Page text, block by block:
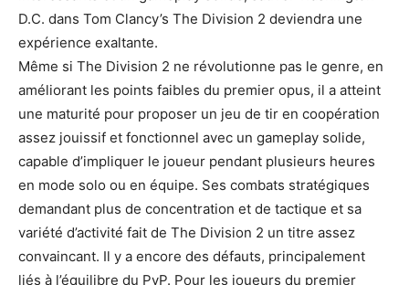
D.C. dans Tom Clancy’s The Division 2 deviendra une
expérience exaltante.
Même si The Division 2 ne révolutionne pas le genre, en
améliorant les points faibles du premier opus, il a atteint
une maturité pour proposer un jeu de tir en coopération
assez jouissif et fonctionnel avec un gameplay solide,
capable d’impliquer le joueur pendant plusieurs heures
en mode solo ou en équipe. Ses combats stratégiques
demandant plus de concentration et de tactique et sa
variété d’activité fait de The Division 2 un titre assez
convaincant. Il y a encore des défauts, principalement
liés à l’équilibre du PvP. Pour les joueurs du premier